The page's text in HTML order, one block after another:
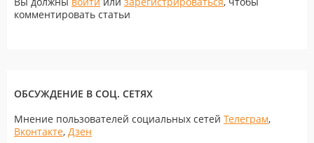
комментировать статьи
ОБСУЖДЕНИЕ В СОЦ. СЕТЯХ
Мнение пользователей социальных сетей Телеграм,
Вконтакте, Дзен